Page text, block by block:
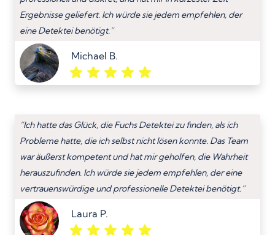
Ergebnisse geliefert. Ich würde sie jedem empfehlen, der
eine Detektei benötigt.”
Michael B.
“Ich hatte das Glück, die Fuchs Detektei zu finden, als ich
Probleme hatte, die ich selbst nicht lösen konnte. Das Team
war äußerst kompetent und hat mir geholfen, die Wahrheit
herauszufinden. Ich würde sie jedem empfehlen, der eine
vertrauenswürdige und professionelle Detektei benötigt.”
Laura P.